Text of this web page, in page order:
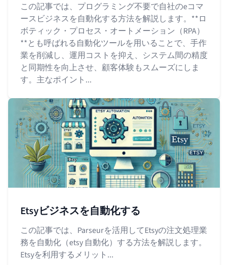
この記事では、プログラミング不要で自社のeコマ
ースビジネスを自動化する方法を解説します。**ロ
ボティック・プロセス・オートメーション（RPA）
**とも呼ばれる自動化ツールを用いることで、手作
業を削減し、運用コストを抑え、システム間の精度
と同期性を向上させ、顧客体験もスムーズにしま
す。主なポイント...
Etsyビジネスを自動化する
この記事では、Parseurを活用してEtsyの注文処理業
務を自動化（etsy 自動化）する方法を解説します。
Etsyを利用するメリット...